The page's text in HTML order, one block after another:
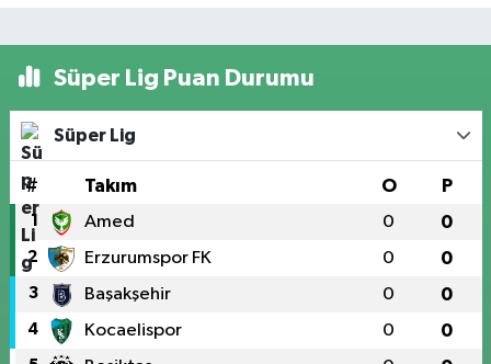
Süper Lig Puan Durumu
Süper Lig
# Takım O P
1 Amed 0 0
2 Erzurumspor FK 0 0
3 Başakşehir 0 0
4 Kocaelispor 0 0